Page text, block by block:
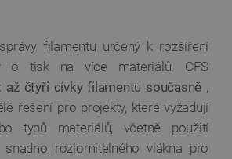
filamentu určený k rozšíření
o tisk na více materiálů. CFS
až čtyři cívky filamentu současně ,
řešení pro projekty, které vyžadují
typů materiálů, včetně použití
snadno rozlomitelného vlákna pro